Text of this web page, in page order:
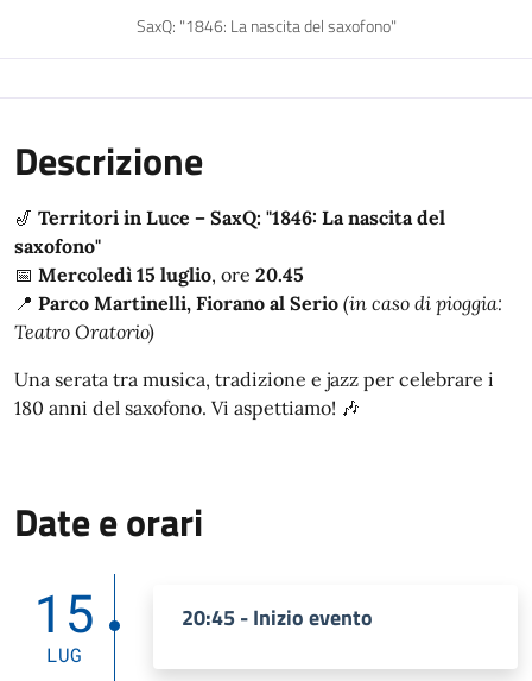
SaxQ: "1846: La nascita del saxofono"
Descrizione
🎷 Territori in Luce – SaxQ: "1846: La nascita del
saxofono"
📅 Mercoledì 15 luglio, ore 20.45
📍 Parco Martinelli, Fiorano al Serio (in caso di pioggia:
Teatro Oratorio)
Una serata tra musica, tradizione e jazz per celebrare i
180 anni del saxofono. Vi aspettiamo! 🎶
Date e orari
15
LUG
20:45 - Inizio evento